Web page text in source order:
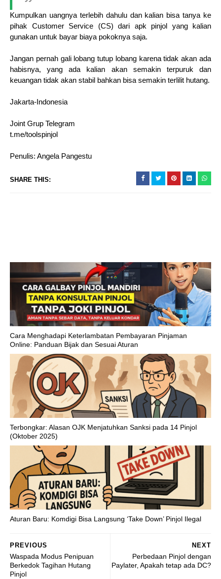
Kumpulkan uangnya terlebih dahulu dan kalian bisa tanya ke
pihak Customer Service (CS) dari apk pinjol yang kalian
gunakan untuk bayar biaya pokoknya saja.
Jangan pernah gali lobang tutup lobang karena tidak akan ada
habisnya, yang ada kalian akan semakin terpuruk dan
keuangan tidak akan stabil bahkan bisa semakin terlilit hutang.
Jakarta-Indonesia
Joint Grup Telegram
t.me/toolspinjol
Penulis: Angela Pangestu
SHARE THIS:
Cara Menghadapi Keterlambatan Pembayaran Pinjaman
Online: Panduan Bijak dan Sesuai Aturan
Terbongkar: Alasan OJK Menjatuhkan Sanksi pada 14 Pinjol
(Oktober 2025)
Aturan Baru: Komdigi Bisa Langsung ‘Take Down’ Pinjol Ilegal
NEXT
Perbedaan Pinjol dengan
Paylater, Apakah tetap ada DC?
PREVIOUS
Waspada Modus Penipuan
Berkedok Tagihan Hutang
Pinjol